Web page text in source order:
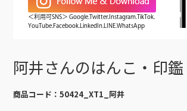
＜利用可SNS＞ Google.Twitter.Instagram.TikTok.
YouTube.Facebook.LinkedIn.LINE.WhatsApp
阿井さんのはんこ・印鑑
商品コード：50424_XT1_阿井